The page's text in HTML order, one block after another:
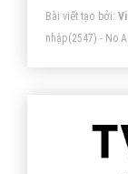
Bài viết tạo bởi:
nhập(2547) - No